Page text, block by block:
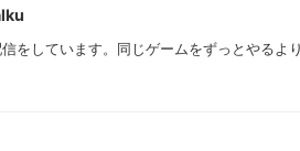
をしています。同じゲームをずっとやるよ